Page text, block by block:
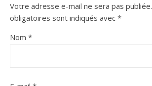
Votre adresse e-mail ne sera pas publiée.
obligatoires sont indiqués avec *
Nom *